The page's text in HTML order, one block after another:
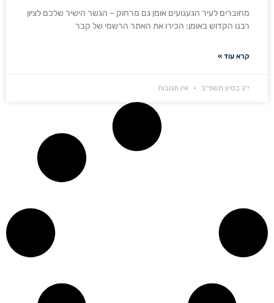
מחוברים לעיר הגעגועים אומן גם מרחוק – הגשר הישיר שלכם לציון
רבנו הקדוש באומן: הכירו את האתר הרשמי של קבר
קרא עוד »
י״ג בסיון תשפ״ב אין תגובות